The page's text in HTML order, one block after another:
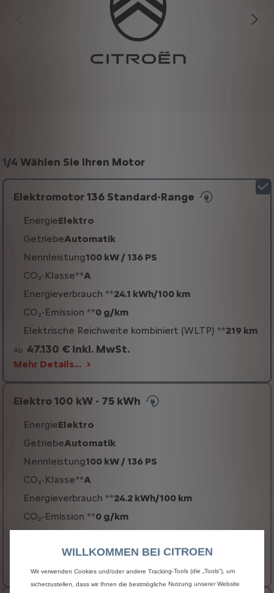
1/4 Wählen Sie Ihren Motor
Elektromotor 136 Standard-Range
EnergieElektro
GetriebeAutomatik
Nennleistung100 kW / 136 PS
CO₂-Klasse**A
Energieverbrauch **24.1 kWh/100 km
CO₂-Emission **0 g/km
Elektrische Reichweite kombiniert (WLTP) **219 km
Ab 47.130 € inkl. MwSt.
Mehr Details…
Elektro 100 kW - 75 kWh
EnergieElektro
GetriebeAutomatik
Nennleistung100 kW / 136 PS
CO₂-Klasse**A
Energieverbrauch **24.2 kWh/100 km
CO₂-Emission **0 g/km
53.130 € inkl. MwSt.
Mehr Details…
WILLKOMMEN BEI CITROEN
Wir verwenden Cookies und/oder andere Tracking-Tools (die „Tools“), um
sicherzustellen, dass wir Ihnen die bestmögliche Nutzung unserer Website